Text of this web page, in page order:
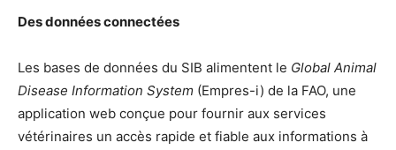
Des données connectées
Les bases de données du SIB alimentent le Global Animal
Disease Information System (Empres-i) de la FAO, une
application web conçue pour fournir aux services
vétérinaires un accès rapide et fiable aux informations à